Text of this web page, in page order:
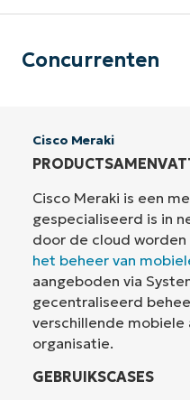
Concurrenten
Cisco Meraki
Cisco Meraki is een
gespecialiseerd is in
door de cloud
het beheer van
aangeboden via
gecentraliseerd
verschillende mobiele
organisatie.
GEBRUIKSCASES